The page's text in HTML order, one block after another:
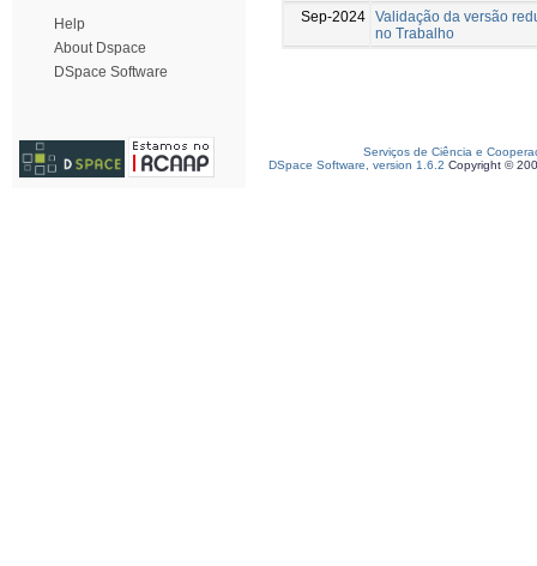
Help
About Dspace
DSpace Software
Sep-2024 Validação da versão
no Trabalho
Serviços de Ciência e
DSpace Software, version 1.6.2 Copyright ©